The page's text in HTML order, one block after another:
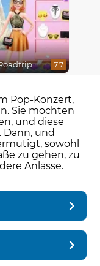
Barbie Roadtrip Adventure 7.7
Pop-Konzert,
Sie möchten
und diese
und
sowohl
zu gehen, zu
Anlässe.